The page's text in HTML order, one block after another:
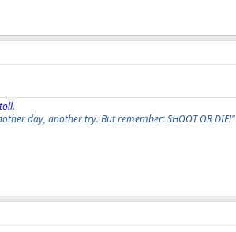
day, another try. But remember: SHOOT OR DIE!"